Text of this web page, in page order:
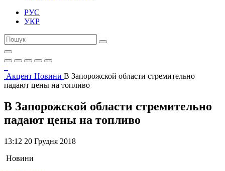
РУС
УКР
Акцент Новини В Запорожской области стремительно
падают цены на топливо
В Запорожской области стремительно
падают цены на топливо
13:12 20 Грудня 2018
Новини